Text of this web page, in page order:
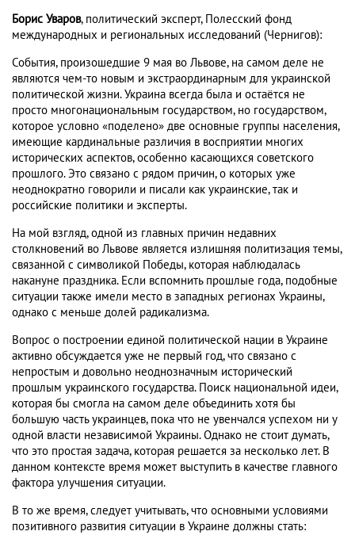
Борис Уваров, политический эксперт, Полесский фонд
международных и региональных исследований (Чернигов):
События, произошедшие 9 мая во Львове, на самом деле не
являются чем-то новым и экстраординарным для украинской
политической жизни. Украина всегда была и остаётся не
просто многонациональным государством, но государством,
которое условно «поделено» две основные группы населения,
имеющие кардинальные различия в восприятии многих
исторических аспектов, особенно касающихся советского
прошлого. Это связано с рядом причин, о которых уже
неоднократно говорили и писали как украинские, так и
российские политики и эксперты.
На мой взгляд, одной из главных причин недавних
столкновений во Львове является излишняя политизация темы,
связанной с символикой Победы, которая наблюдалась
накануне праздника. Если вспомнить прошлые года, подобные
ситуации также имели место в западных регионах Украины,
однако с меньше долей радикализма.
Вопрос о построении единой политической нации в Украине
активно обсуждается уже не первый год, что связано с
непростым и довольно неоднозначным исторический
прошлым украинского государства. Поиск национальной идеи,
которая бы смогла на самом деле объединить хотя бы
большую часть украинцев, пока что не увенчался успехом ни у
одной власти независимой Украины. Однако не стоит думать,
что это простая задача, которая решается за несколько лет. В
данном контексте время может выступить в качестве главного
фактора улучшения ситуации.
В то же время, следует учитывать, что основными условиями
позитивного развития ситуации в Украине должны стать: